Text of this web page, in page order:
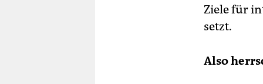
Ziele für
setzt.
Also